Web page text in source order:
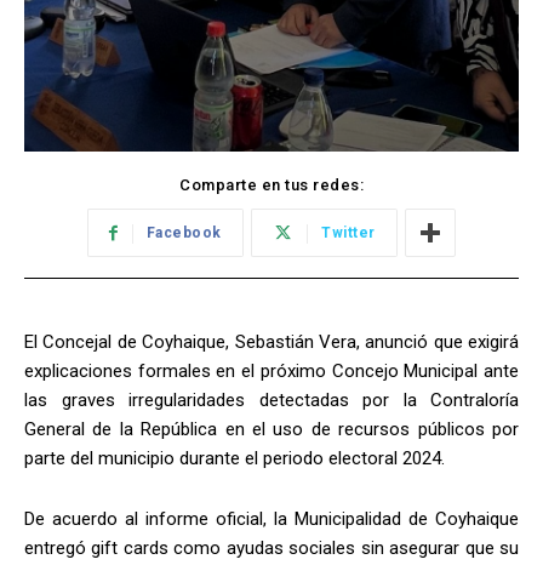
Comparte en tus redes:
Facebook Twitter
El Concejal de Coyhaique, Sebastián Vera, anunció que exigirá
explicaciones formales en el próximo Concejo Municipal ante
las graves irregularidades detectadas por la Contraloría
General de la República en el uso de recursos públicos por
parte del municipio durante el periodo electoral 2024.
De acuerdo al informe oficial, la Municipalidad de Coyhaique
entregó gift cards como ayudas sociales sin asegurar que su